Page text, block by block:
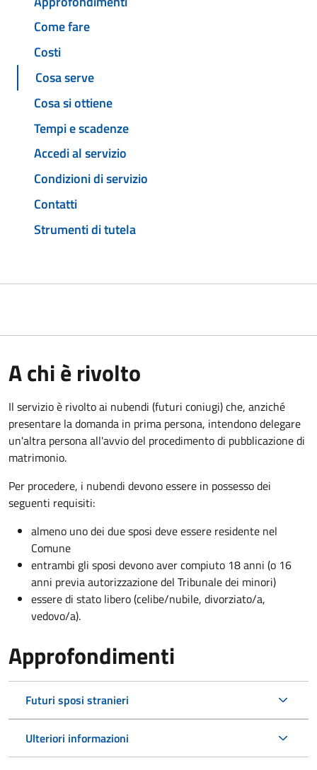
Come fare
Costi
Cosa serve
Cosa si ottiene
Tempi e scadenze
Accedi al servizio
Condizioni di servizio
Contatti
Strumenti di tutela
A chi è rivolto
Il servizio è rivolto ai nubendi (futuri coniugi) che, anziché
presentare la domanda in prima persona, intendono delegare
un'altra persona all'avvio del procedimento di pubblicazione di
matrimonio.
Per procedere, i nubendi devono essere in possesso dei
seguenti requisiti:
almeno uno dei due sposi deve essere residente nel
Comune
entrambi gli sposi devono aver compiuto 18 anni (o 16
anni previa autorizzazione del Tribunale dei minori)
essere di stato libero (celibe/nubile, divorziato/a,
vedovo/a).
Approfondimenti
Futuri sposi stranieri
Ulteriori informazioni